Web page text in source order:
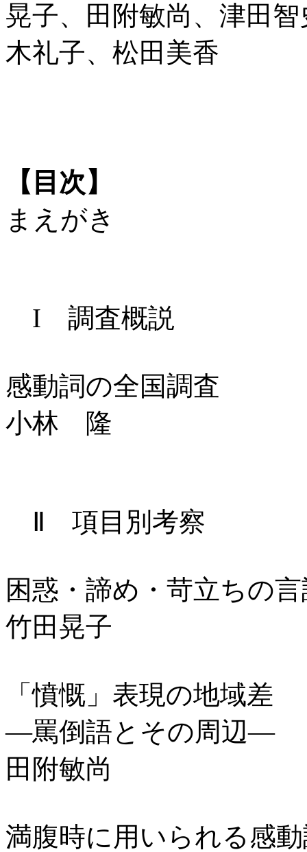
晃子、田附敏尚、津田
木礼子、松田美香
【目次】
まえがき
I 調査概説
感動詞の全国調査
小林 隆
Ⅱ 項目別考察
困惑・諦め・苛立ちの
竹田晃子
「憤慨」表現の地域差
―罵倒語とその周辺―
田附敏尚
満腹時に用いられる感